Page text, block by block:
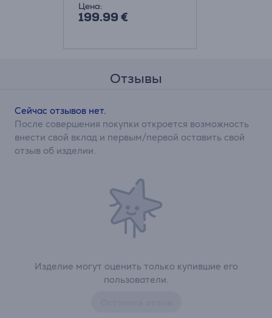
Цена:
199.99 €
Отзывы
Изделие могут оценить только купившие его
пользователи.
Сейчас отзывов нет.
После совершения покупки откроется возможность
внести свой вклад и первым/первой оставить свой
отзыв об изделии.